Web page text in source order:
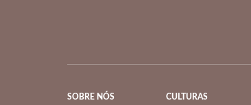
SOBRE NÓS CULTURAS